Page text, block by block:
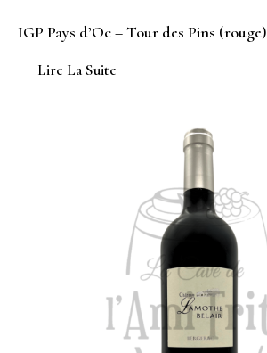
IGP Pays d’Oc – Tour des Pins (rouge)
Lire La Suite